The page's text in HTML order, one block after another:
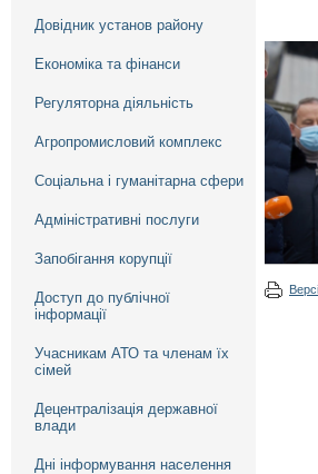
Довідник установ району
Економіка та фінанси
Регуляторна діяльність
Агропромисловий комплекс
Соціальна і гуманітарна сфери
Адміністративні послуги
Запобігання корупції
Доступ до публічної
інформації
Учасникам АТО та членам їх
сімей
Децентралізація державної
влади
Дні інформування населення